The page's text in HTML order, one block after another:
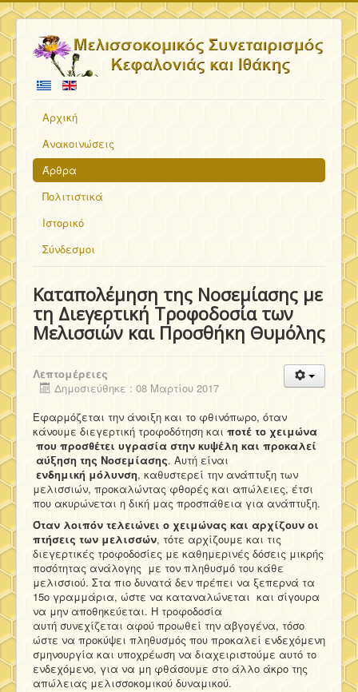
Αρχική
Ανακοινώσεις
Άρθρα
Πολιτιστικά
Ιστορικό
Σύνδεσμοι
Καταπολέμηση της Νοσεμίασης με
τη Διεγερτική Τροφοδοσία των
Μελισσιών και Προσθήκη Θυμόλης
Λεπτομέρειες
Δημοσιεύθηκε : 08 Μαρτίου 2017
Εφαρμόζεται την άνοιξη και το φθινόπωρο, όταν
κάνουμε διεγερτική τροφοδότηση και ποτέ το χειμώνα
που προσθέτει υγρασία στην κυψέλη και προκαλεί
αύξηση της Νοσεμίασης. Αυτή είναι
ενδημική μόλυνση, καθυστερεί την ανάπτυξη των
μελισσιών, προκαλώντας φθορές και απώλειες, έτσι
που ακυρώνεται η δική μας προσπάθεια για ανάπτυξη.
Όταν λοιπόν τελειώνει ο χειμώνας και αρχίζουν οι
πτήσεις των μελισσών, τότε αρχίζουμε και τις
διεγερτικές τροφοδοσίες με καθημερινές δόσεις μικρής
ποσότητας ανάλογης με τον πληθυσμό του κάθε
μελισσιού. Στα πιο δυνατά δεν πρέπει να ξεπερνά τα
15ο γραμμάρια, ώστε να καταναλώνεται και σίγουρα
να μην αποθηκεύεται. Η τροφοδοσία
αυτή συνεχίζεται αφού προωθεί την αβγογένα, τόσο
ώστε να προκύψει πληθυσμός που προκαλεί ενδεχόμενη
σμηνουργία και υποχρέωση να διαχειριστούμε αυτό το
ενδεχόμενο, για να μη φθάσουμε στο άλλο άκρο της
απώλειας μελισσοκομικού δυναμικού.